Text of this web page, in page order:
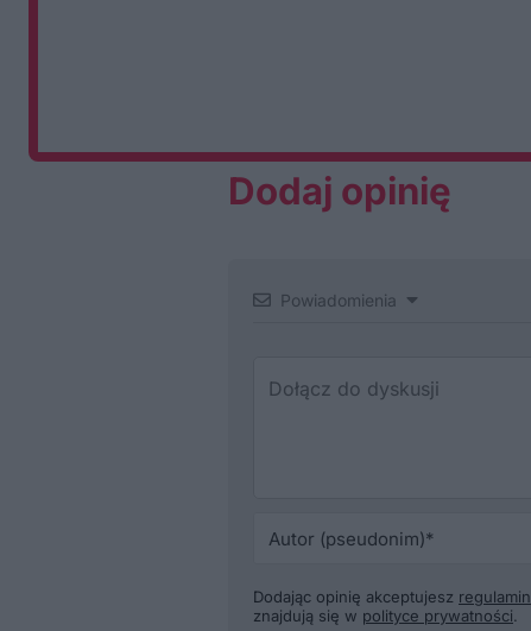
Dodaj opinię
Powiadomienia
Dodając opinię akceptujesz regulamin
znajdują się w polityce prywatności.